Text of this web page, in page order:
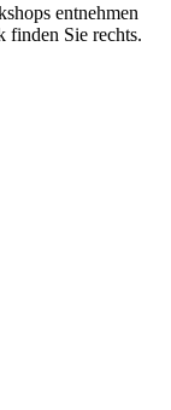
entnehmen
finden Sie rechts.